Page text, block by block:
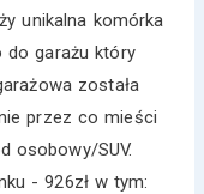
unikalna komórka
do garażu który
została
przez co mieści
osobowy/SUV.
- 926zł w tym: